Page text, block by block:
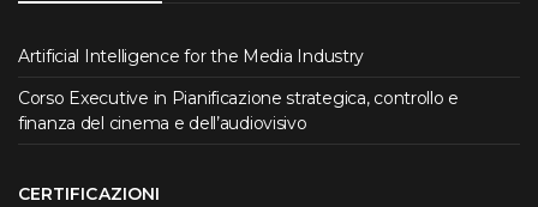
Artificial Intelligence for the Media Industry
Corso Executive in Pianificazione strategica, controllo e
finanza del cinema e dell’audiovisivo
CERTIFICAZIONI